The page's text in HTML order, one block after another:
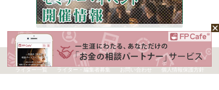
ホーム Mochaについて 運営会社
記事広告掲載について
ライター一覧
ライター・編集者募集 お問い合わせ
個人情報保護方針